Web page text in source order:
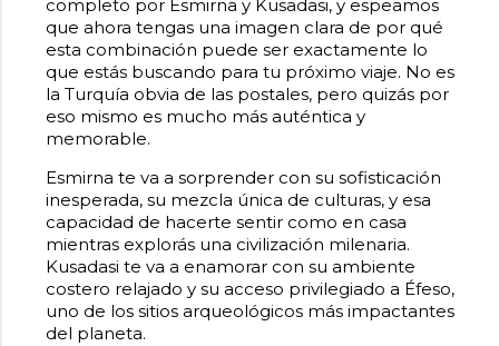
completo por Esmirna y Kusadasi, y espeamos
que ahora tengas una imagen clara de por qué
esta combinación puede ser exactamente lo
que estás buscando para tu próximo viaje. No es
la Turquía obvia de las postales, pero quizás por
eso mismo es mucho más auténtica y
memorable.
Esmirna te va a sorprender con su sofisticación
inesperada, su mezcla única de culturas, y esa
capacidad de hacerte sentir como en casa
mientras explorás una civilización milenaria.
Kusadasi te va a enamorar con su ambiente
costero relajado y su acceso privilegiado a Éfeso,
uno de los sitios arqueológicos más impactantes
del planeta.